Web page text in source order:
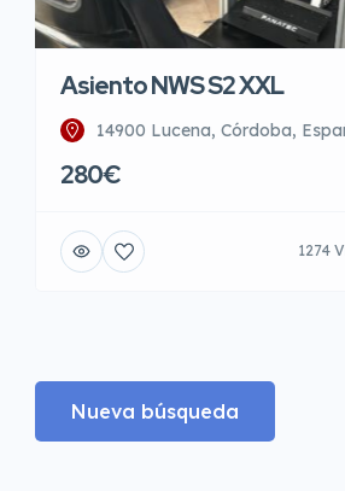
Asiento NWS S2 XXL
14900 Lucena, Córdoba,
280€
1274
Nueva búsqueda